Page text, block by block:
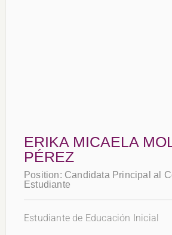
ERIKA MICAELA
PÉREZ
Position: Candidata Principal al
Estudiante
Estudiante de Educación Inicial